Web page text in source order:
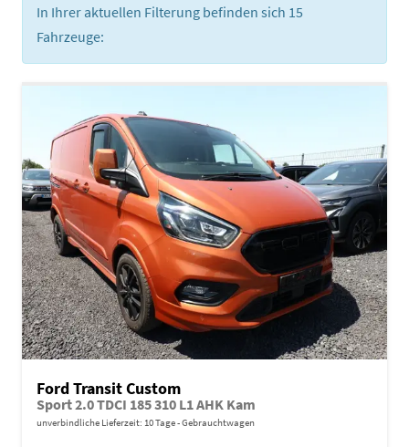
In Ihrer aktuellen Filterung befinden sich 15
Fahrzeuge:
Ford Transit Custom
Sport 2.0 TDCI 185 310 L1 AHK Kam
unverbindliche Lieferzeit: 10 Tage Gebrauchtwagen